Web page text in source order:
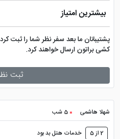
بیشترین امتیاز
پشتیبانان ما بعد سفر نظر شما را ثبت
کشی براتون ارسال خواهند کرد.
ثبت
شهلا هاشمی 5 شب
2 از 5 خدمات هتل بد بود